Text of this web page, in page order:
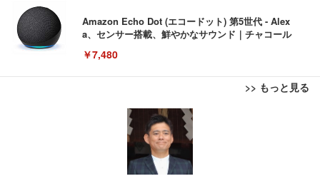
Amazon Echo Dot (エコードット) 第5世代 - Alex
a、センサー搭載、鮮やかなサウンド｜チャコール
￥7,480
>> もっと見る
[EdoErgo] オフィスチェア 椅子 テレワーク 疲れな
い 跳ね上げ式アームレスト コンパクト 約105度ロッ
キング pc 事務椅子 360度回転 座面昇降 強化ナイロ
ン樹脂ベース 通気性メッシュ 在宅ワーク H-WY01
(黒網+黒枠+黒足)
EIZO ビジネス向けプレミアムモニター | FlexScan
EV3240X-WT | 31.5型4K UHD・USB Type-C・ホワ
￥105,595
Amazonベーシック ペットシーツ 薄型 レギュラー 1
回使い捨て 無香料 ホワイト 300枚